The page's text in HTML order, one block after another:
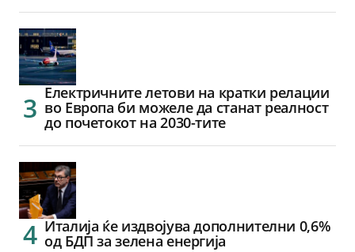
Електричните летови на кратки релации
во Европа би можеле да станат реалност
до почетокот на 2030-тите
Италија ќе издвојува дополнителни 0,6%
од БДП за зелена енергија